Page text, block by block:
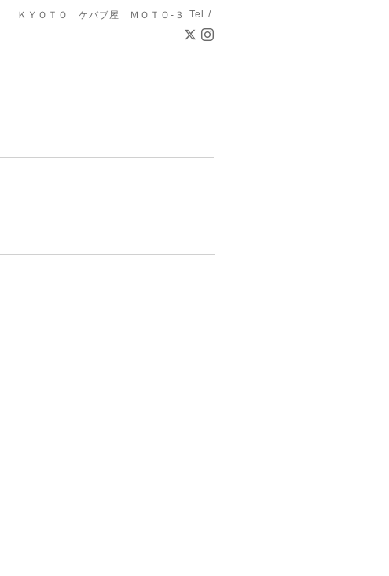
ＫＹＯＴＯ ケバブ屋 ＭＯＴＯ-３ Tel /